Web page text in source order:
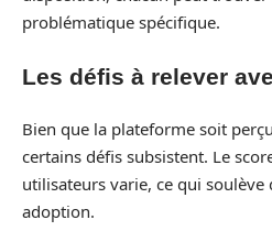
problématique spécifique.
Les défis à relever
Bien que la plateforme soit
certains défis subsistent. Le
utilisateurs varie, ce qui soulève
adoption.